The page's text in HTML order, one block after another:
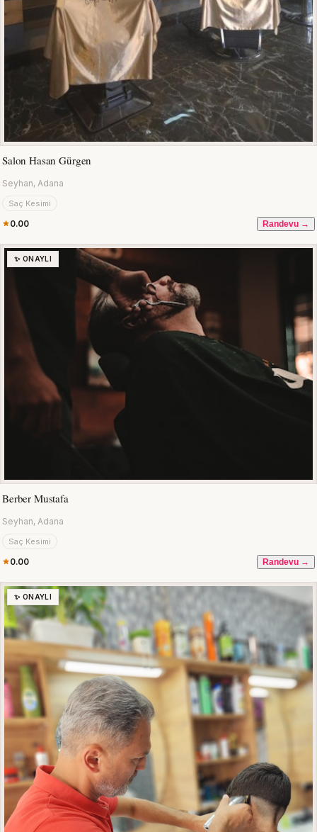
Salon Hasan Gürgen
Seyhan, Adana
Saç Kesimi
0.00 Randevu →
✨ ONAYLI
Berber Mustafa
Seyhan, Adana
Saç Kesimi
0.00 Randevu →
✨ ONAYLI